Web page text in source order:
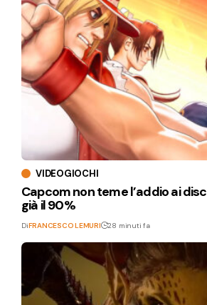
VIDEOGIOCHI
Capcom non teme l’addio ai
già il 90%
DiFRANCESCO LEMURI 28 minuti fa